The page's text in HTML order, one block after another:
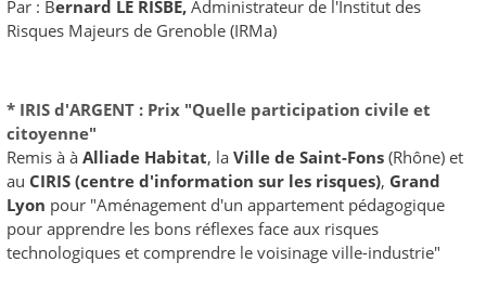
Par : Bernard LE RISBE, Administrateur de l'Institut des
Risques Majeurs de Grenoble (IRMa)
* IRIS d'ARGENT : Prix "Quelle participation civile et
citoyenne"
Remis à à Alliade Habitat, la Ville de Saint-Fons (Rhône) et
au CIRIS (centre d'information sur les risques), Grand
Lyon pour "Aménagement d'un appartement pédagogique
pour apprendre les bons réflexes face aux risques
technologiques et comprendre le voisinage ville-industrie"